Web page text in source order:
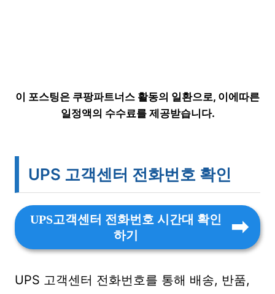
이 포스팅은 쿠팡파트너스 활동의 일환으로, 이에따른
일정액의 수수료를 제공받습니다.
UPS 고객센터 전화번호 확인
UPS고객센터 전화번호 시간대 확인
하기
UPS 고객센터 전화번호를 통해 배송, 반품,